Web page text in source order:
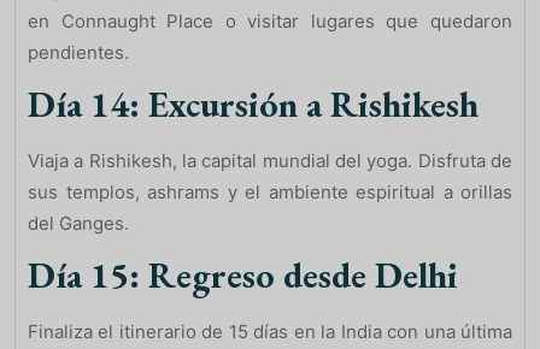
en Connaught Place o visitar lugares que quedaron
pendientes.
Día 14: Excursión a Rishikesh
Viaja a Rishikesh, la capital mundial del yoga. Disfruta de
sus templos, ashrams y el ambiente espiritual a orillas
del Ganges.
Día 15: Regreso desde Delhi
Finaliza el itinerario de 15 días en la India con una última